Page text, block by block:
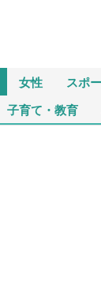
女性 スポ
子育て・教育